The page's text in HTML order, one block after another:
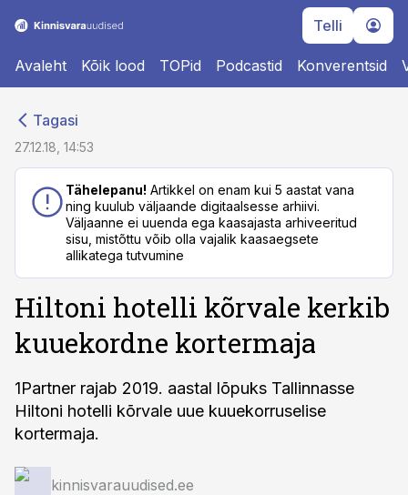
Telli
Avaleht Kõik lood TOPid Podcastid Konverentsid
Tagasi
27.12.18, 14:53
Tähelepanu! Artikkel on enam kui 5 aastat vana
ning kuulub väljaande digitaalsesse arhiivi.
Väljaanne ei uuenda ega kaasajasta arhiveeritud
sisu, mistõttu võib olla vajalik kaasaegsete
allikatega tutvumine
Hiltoni hotelli kõrvale kerkib
kuuekordne kortermaja
1Partner rajab 2019. aastal lõpuks Tallinnasse
Hiltoni hotelli kõrvale uue kuuekorruselise
kortermaja.
kinnisvarauudised.ee